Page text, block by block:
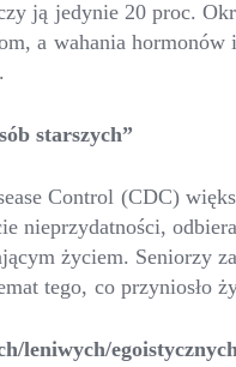
ją jedynie 20 proc.
a wahania
ób starszych”
Control (CDC)
nieprzydatności,
życiem. Seniorzy
tego, co przyniosło
leniwych/